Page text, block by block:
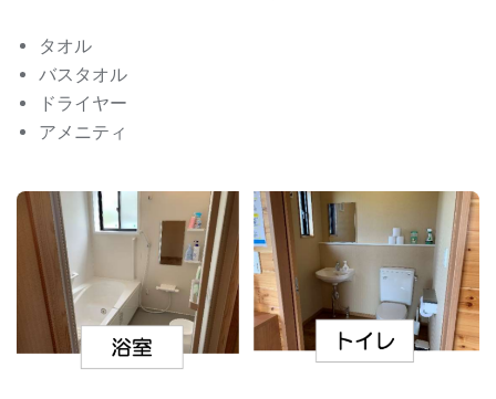
タオル
バスタオル
ドライヤー
アメニティ